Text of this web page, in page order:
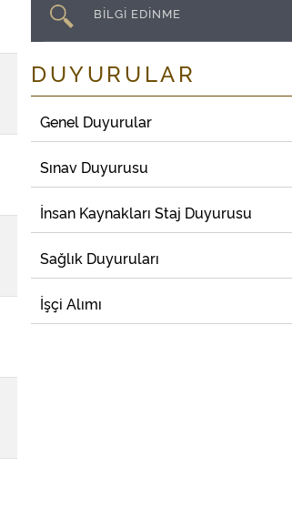
BİLGİ EDİNME
DUYURULAR
Genel Duyurular
Sınav Duyurusu
İnsan Kaynakları Staj Duyurusu
Sağlık Duyuruları
İşçi Alımı